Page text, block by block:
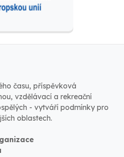
času, příspěvková
vzdělávací a rekreační
- vytváří podmínky pro
oblastech.